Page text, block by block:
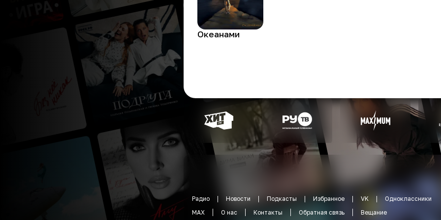
Океанами
Радио Новости Подкасты Избранное VK
Одноклассники
MAX
О нас Контакты Обратная связь Вещание